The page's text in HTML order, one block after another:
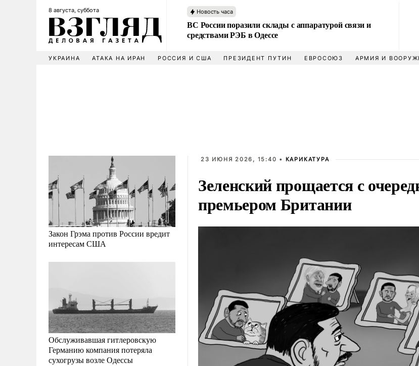
8 августа, суббота Новость часа
ВС России поразили склады с аппаратурой связи и
средствами РЭБ в Одессе
УКРАИНА АТАКА НА ИРАН РОССИЯ И США ПРЕЗИДЕНТ ПУТИН ЕВРОСОЮЗ АРМИЯ И
Закон Грэма против России вредит
интересам США
Обслуживавшая гитлеровскую
Германию компания потеряла
сухогрузы возле Одессы
23 ИЮНЯ 2026, 15:40 • КАРИКАТУРА
Зеленский прощается с
премьером Британии